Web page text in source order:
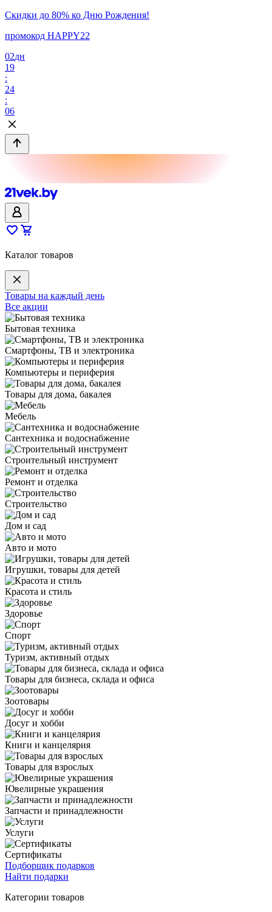
Скидки до 80% ко Дню Рождения!
промокод HAPPY22
02дн
19
:
24
:
06
Каталог товаров
Товары на каждый день
Все акции
Бытовая техника
Смартфоны, ТВ и электроника
Компьютеры и периферия
Товары для дома, бакалея
Мебель
Сантехника и водоснабжение
Строительный инструмент
Ремонт и отделка
Строительство
Дом и сад
Авто и мото
Игрушки, товары для детей
Красота и стиль
Здоровье
Спорт
Туризм, активный отдых
Товары для бизнеса, склада и офиса
Зоотовары
Досуг и хобби
Книги и канцелярия
Товары для взрослых
Ювелирные украшения
Запчасти и принадлежности
Услуги
Сертификаты
Подборщик подарков
Найти подарки
Категории товаров